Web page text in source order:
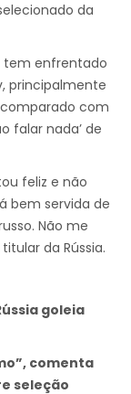
da
tem enfrentado
principalmente
com
falar nada’ de
feliz e não
bem servida de
Não me
da Rússia.
goleia
comenta
seleção